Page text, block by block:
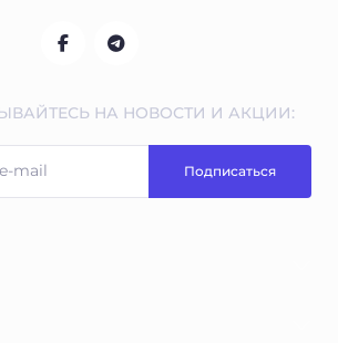
НА НОВОСТИ И АКЦИИ:
Подписаться
программа тренировок и питание в